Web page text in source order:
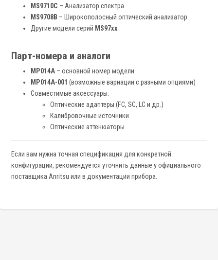
MS9710C – Анализатор спектра
MS9708B – Широкополосный оптический анализатор
Другие модели серий MS97xx
Парт-номера и аналоги
MP014A – основной номер модели
MP014A-001 (возможные вариации с разными опциями)
Совместимые аксессуары:
Оптические адаптеры (FC, SC, LC и др.)
Калибровочные источники
Оптические аттенюаторы
Если вам нужна точная спецификация для конкретной
конфигурации, рекомендуется уточнить данные у официального
поставщика Anritsu или в документации прибора.